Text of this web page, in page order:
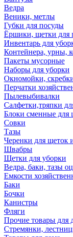
Ведра
Веники, метлы
Губки для посуды
Ёршики, щетки для
Инвентарь для
Контейнера, урны,
Пакеты мусорные
Наборы для уборки
Окномойки,
Перчатки
Пылевыбивалки
Салфетки,тряпки
Блоки сменные для
Совки
Тазы
Черенки для щеток
Швабры
Щетки для уборки
Ведра, баки, тазы
Емкости
Баки
Бочки
Канистры
Фляги
Прочие товары для
Стремянки,